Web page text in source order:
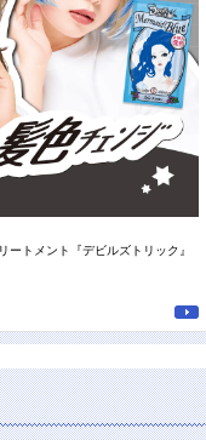
トメント『デビルズトリック』